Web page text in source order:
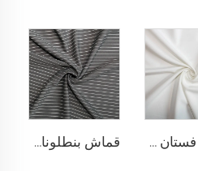
قماش فستان مطاطي من البوليستر والرايون قماش بنطلونات بأسلوب التريكو من مادة TR